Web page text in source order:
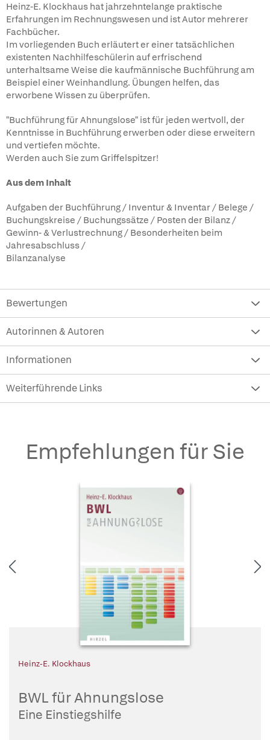
Heinz-E. Klockhaus hat jahrzehntelange praktische
Erfahrungen im Rechnungswesen und ist Autor mehrerer
Fachbücher.
Im vorliegenden Buch erläutert er einer tatsächlichen
existenten Nachhilfeschülerin auf erfrischend
unterhaltsame Weise die kaufmännische Buchführung am
Beispiel einer Weinhandlung. Übungen helfen, das
erworbene Wissen zu überprüfen.
"Buchführung für Ahnungslose" ist für jeden wertvoll, der
Kenntnisse in Buchführung erwerben oder diese erweitern
und vertiefen möchte.
Werden auch Sie zum Griffelspitzer!
Aus dem Inhalt
Aufgaben der Buchführung / Inventur & Inventar / Belege /
Buchungskreise / Buchungssätze / Posten der Bilanz /
Gewinn- & Verlustrechnung / Besonderheiten beim
Jahresabschluss /
Bilanzanalyse
Bewertungen
Autorinnen & Autoren
Informationen
Weiterführende Links
Empfehlungen für Sie
Heinz-E. Klockhaus
BWL für Ahnungslose
Eine Einstiegshilfe